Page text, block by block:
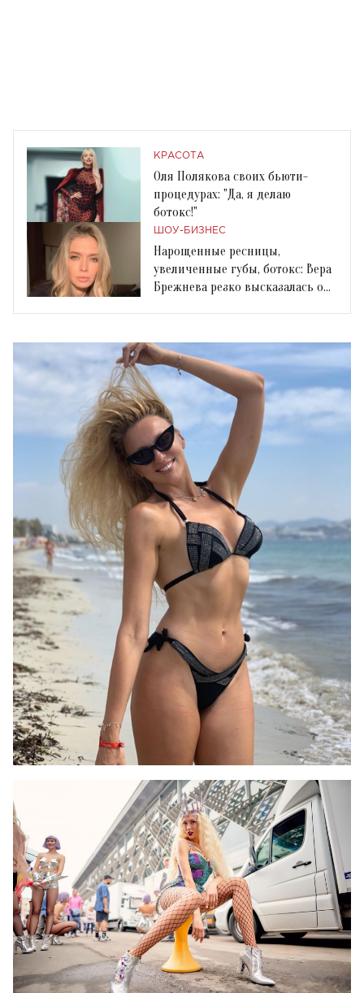
КРАСОТА
Оля Полякова своих бьюти-
процедурах: "Да, я делаю
ботокс!"
ШОУ-БИЗНЕС
Нарощенные ресницы,
увеличенные губы, ботокс: Вера
Брежнева резко высказалась о